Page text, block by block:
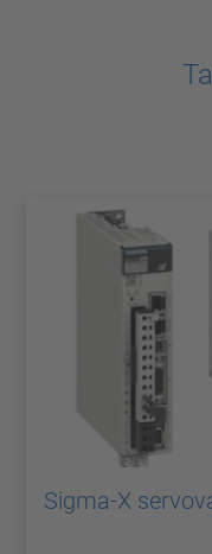
Sigma-X